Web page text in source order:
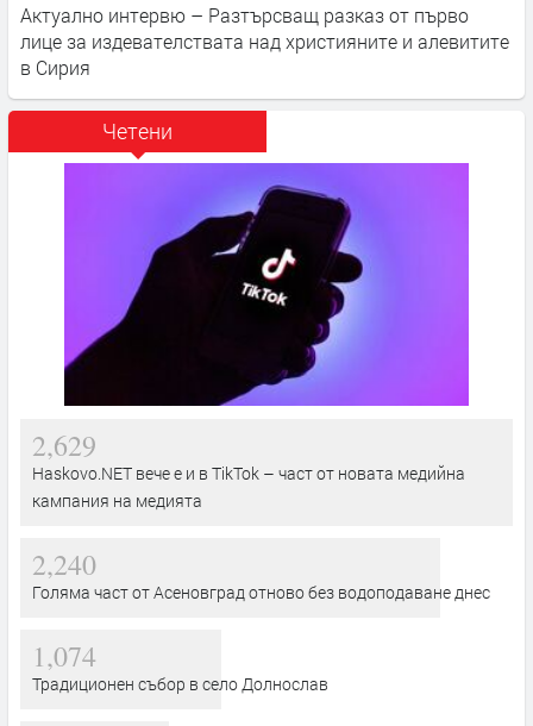
Актуално интервю – Разтърсващ разказ от първо
лице за издевателствата над християните и алевитите
в Сирия
Четени
2,629
Haskovo.NET вече е и в TikTok – част от новата медийна
кампания на медията
2,240
Голяма част от Асеновград отново без водоподаване днес
1,074
Традиционен събор в село Долнослав